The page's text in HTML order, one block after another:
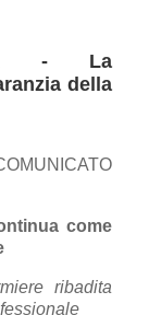
- La
della
come
ribadita